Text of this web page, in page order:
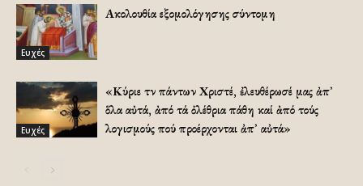
Ευχές
Ακολουθία εξομολόγησης σύντομη
Ευχές
«Κύριε τῶν πάντων Χριστέ, ἐλευθέρωσέ μας ἀπ᾿
ὅλα αὐτά, ἀπό τά ὀλέθρια πάθη καί ἀπό τούς
λογισμούς πού προέρχονται ἀπ᾿ αὐτά»